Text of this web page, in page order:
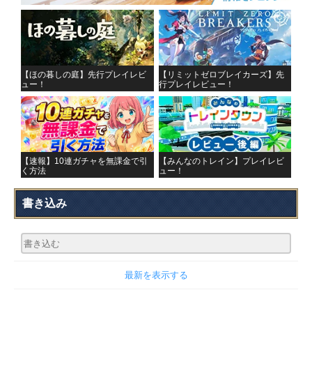
【ほの暮しの庭】先行プレイレビ
ュー！
【リミットゼロブレイカーズ】先
行プレイレビュー！
【速報】10連ガチャを無課金で引
く方法
【みんなのトレイン】プレイレビ
ュー！
書き込み
最新を表示する